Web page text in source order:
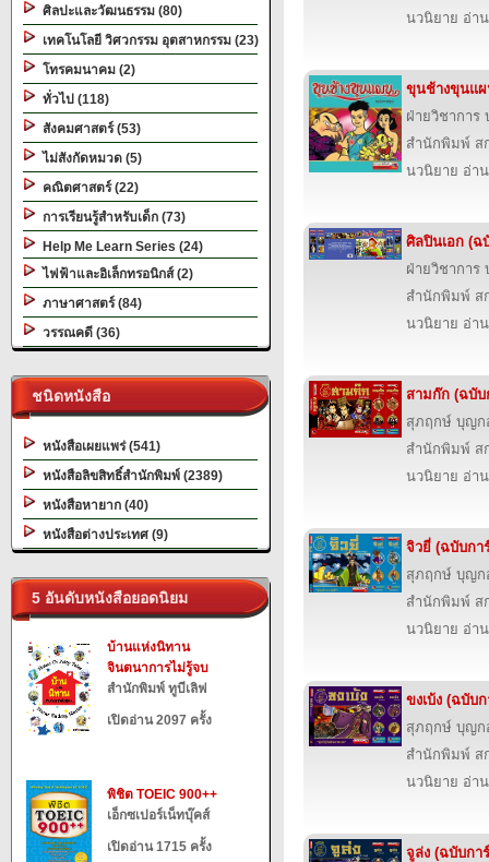
ศิลปะและวัฒนธรรม (80)
เทคโนโลยี วิศวกรรม อุตสาหกรรม (23)
โทรคมนาคม (2)
ทั่วไป (118)
สังคมศาสตร์ (53)
ไม่สังกัดหมวด (5)
คณิตศาสตร์ (22)
การเรียนรู้สำหรับเด็ก (73)
Help Me Learn Series (24)
ไฟฟ้าและอิเล็กทรอนิกส์ (2)
ภาษาศาสตร์ (84)
วรรณคดี (36)
ชนิดหนังสือ
หนังสือเผยแพร่ (541)
หนังสือลิขสิทธิ์สำนักพิมพ์ (2389)
หนังสือหายาก (40)
หนังสือต่างประเทศ (9)
5 อันดับหนังสือยอดนิยม
บ้านแห่งนิทาน
จินตนาการไม่รู้จบ
สำนักพิมพ์ ทูบีเลิฟ
เปิดอ่าน 2097 ครั้ง
พิชิต TOEIC 900++
เอ็กซเปอร์เน็ทบุ๊คส์
เปิดอ่าน 1715 ครั้ง
นวนิยาย อ่า
ขุนช้างขุนแ
ฝ่ายวิชาการ
สำนักพิมพ์ ส
นวนิยาย อ่า
ศิลปินเอก (ฉ
ฝ่ายวิชาการ
สำนักพิมพ์ ส
นวนิยาย อ่า
สามก๊ก (ฉบับ
สุภฤกษ์ บุญก
สำนักพิมพ์ ส
นวนิยาย อ่า
จิวยี่ (ฉบับกา
สุภฤกษ์ บุญก
สำนักพิมพ์ ส
นวนิยาย อ่า
ขงเบ้ง (ฉบับ
สุภฤกษ์ บุญก
สำนักพิมพ์ ส
นวนิยาย อ่า
จูล่ง (ฉบับกา